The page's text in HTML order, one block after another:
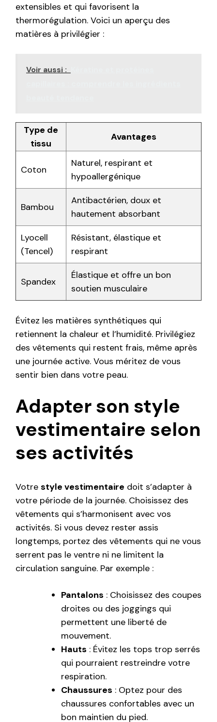
extensibles et qui favorisent la
thermorégulation. Voici un aperçu des
matières à privilégier :
Voir aussi :
Type de
tissu
Avantages
Coton
Naturel, respirant et
hypoallergénique
Bambou
Antibactérien, doux et
hautement absorbant
Lyocell
(Tencel)
Résistant, élastique et
respirant
Spandex
Élastique et offre un bon
soutien musculaire
Évitez les matières synthétiques qui
retiennent la chaleur et l’humidité. Privilégiez
des vêtements qui restent frais, même après
une journée active. Vous méritez de vous
sentir bien dans votre peau.
Adapter son style
vestimentaire selon
ses activités
Votre style vestimentaire doit s’adapter à
votre période de la journée. Choisissez des
vêtements qui s’harmonisent avec vos
activités. Si vous devez rester assis
longtemps, portez des vêtements qui ne vous
serrent pas le ventre ni ne limitent la
circulation sanguine. Par exemple :
Pantalons : Choisissez des coupes
droites ou des joggings qui
permettent une liberté de
mouvement.
Hauts : Évitez les tops trop serrés
qui pourraient restreindre votre
respiration.
Chaussures : Optez pour des
chaussures confortables avec un
bon maintien du pied.